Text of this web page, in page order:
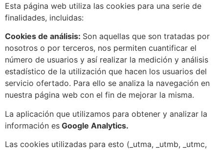
Esta página web utiliza las cookies para una serie de
finalidades, incluidas:
Cookies de análisis: Son aquellas que son tratadas por
nosotros o por terceros, nos permiten cuantificar el
número de usuarios y así realizar la medición y análisis
estadístico de la utilización que hacen los usuarios del
servicio ofertado. Para ello se analiza la navegación en
nuestra página web con el fin de mejorar la misma.
La aplicación que utilizamos para obtener y analizar la
información es Google Analytics.
Las cookies utilizadas para esto (_utma, _utmb, _utmc,